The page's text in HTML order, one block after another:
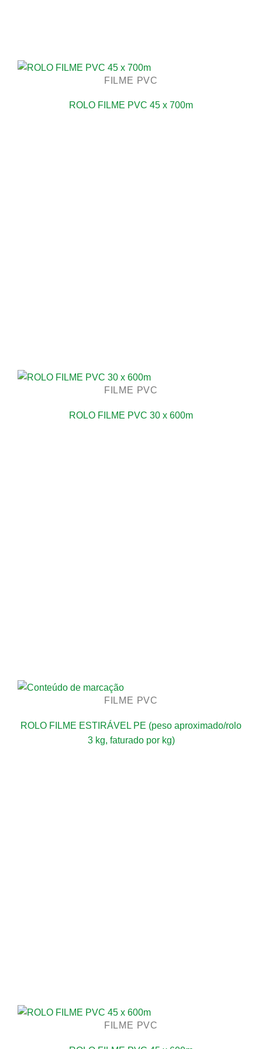
FILME PVC
ROLO FILME PVC 45 x 700m
FILME PVC
ROLO FILME PVC 30 x 600m
FILME PVC
ROLO FILME ESTIRÁVEL PE (peso aproximado/rolo
3 kg, faturado por kg)
FILME PVC